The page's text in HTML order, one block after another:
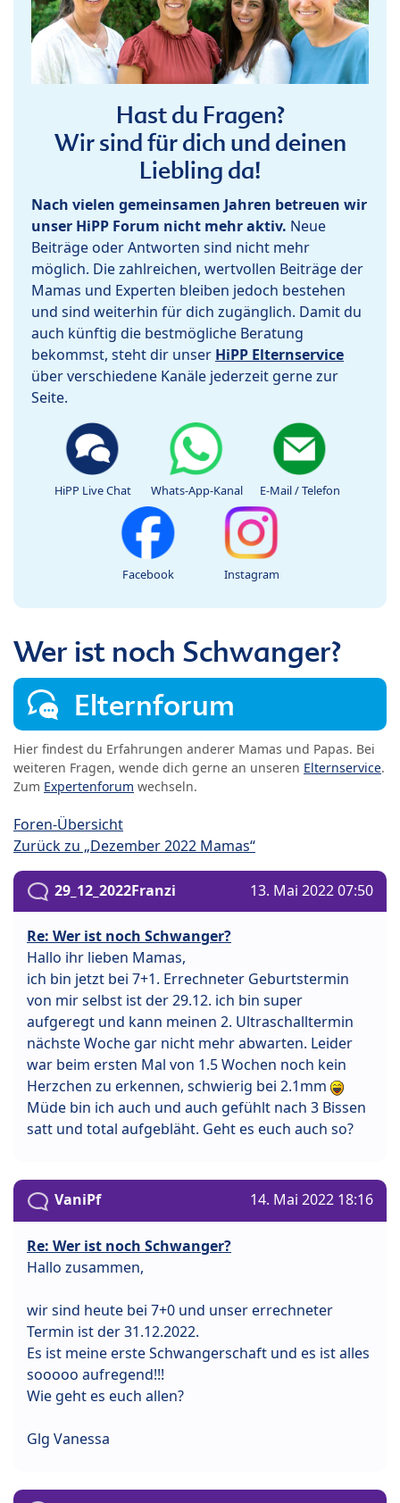
Hast du Fragen?
Wir sind für dich und deinen
Liebling da!
Nach vielen gemeinsamen Jahren betreuen wir
unser HiPP Forum nicht mehr aktiv. Neue
Beiträge oder Antworten sind nicht mehr
möglich. Die zahlreichen, wertvollen Beiträge der
Mamas und Experten bleiben jedoch bestehen
und sind weiterhin für dich zugänglich. Damit du
auch künftig die bestmögliche Beratung
bekommst, steht dir unser HiPP Elternservice
über verschiedene Kanäle jederzeit gerne zur
Seite.
HiPP Live Chat Whats-App-Kanal E-Mail / Telefon
Facebook Instagram
Wer ist noch Schwanger?
Elternforum
Hier findest du Erfahrungen anderer Mamas und Papas. Bei
weiteren Fragen, wende dich gerne an unseren Elternservice.
Zum Expertenforum wechseln.
Foren-Übersicht
Zurück zu „Dezember 2022 Mamas“
29_12_2022Franzi 13. Mai 2022 07:50
Re: Wer ist noch Schwanger?
Hallo ihr lieben Mamas,
ich bin jetzt bei 7+1. Errechneter Geburtstermin
von mir selbst ist der 29.12. ich bin super
aufgeregt und kann meinen 2. Ultraschalltermin
nächste Woche gar nicht mehr abwarten. Leider
war beim ersten Mal von 1.5 Wochen noch kein
Herzchen zu erkennen, schwierig bei 2.1mm
Müde bin ich auch und auch gefühlt nach 3 Bissen
satt und total aufgebläht. Geht es euch auch so?
VaniPf 14. Mai 2022 18:16
Re: Wer ist noch Schwanger?
Hallo zusammen,
wir sind heute bei 7+0 und unser errechneter
Termin ist der 31.12.2022.
Es ist meine erste Schwangerschaft und es ist alles
sooooo aufregend!!!
Wie geht es euch allen?
Glg Vanessa